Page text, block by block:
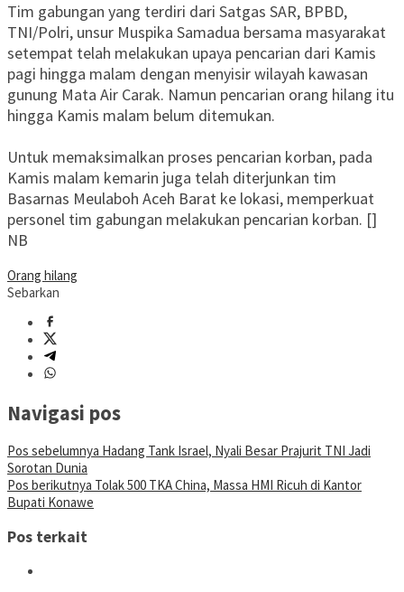
Tim gabungan yang terdiri dari Satgas SAR, BPBD,
TNI/Polri, unsur Muspika Samadua bersama masyarakat
setempat telah melakukan upaya pencarian dari Kamis
pagi hingga malam dengan menyisir wilayah kawasan
gunung Mata Air Carak. Namun pencarian orang hilang itu
hingga Kamis malam belum ditemukan.
Untuk memaksimalkan proses pencarian korban, pada
Kamis malam kemarin juga telah diterjunkan tim
Basarnas Meulaboh Aceh Barat ke lokasi, memperkuat
personel tim gabungan melakukan pencarian korban. []
NB
Orang hilang
Sebarkan
Navigasi pos
Pos sebelumnya Hadang Tank Israel, Nyali Besar Prajurit TNI Jadi
Sorotan Dunia
Pos berikutnya Tolak 500 TKA China, Massa HMI Ricuh di Kantor
Bupati Konawe
Pos terkait